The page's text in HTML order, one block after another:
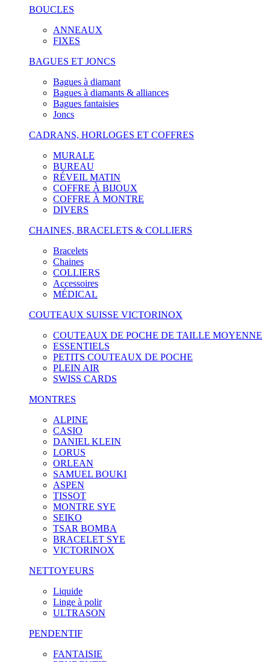
BOUCLES
ANNEAUX
FIXES
BAGUES ET JONCS
Bagues à diamant
Bagues à diamants & alliances
Bagues fantaisies
Joncs
CADRANS, HORLOGES ET COFFRES
MURALE
BUREAU
RÉVEIL MATIN
COFFRE À BIJOUX
COFFRE À MONTRE
DIVERS
CHAINES, BRACELETS & COLLIERS
Bracelets
Chaines
COLLIERS
Accessoires
MÉDICAL
COUTEAUX SUISSE VICTORINOX
COUTEAUX DE POCHE DE TAILLE MOYENNE
ESSENTIELS
PETITS COUTEAUX DE POCHE
PLEIN AIR
SWISS CARDS
MONTRES
ALPINE
CASIO
DANIEL KLEIN
LORUS
ORLEAN
SAMUEL BOUKI
ASPEN
TISSOT
MONTRE SYE
SEIKO
TSAR BOMBA
BRACELET SYE
VICTORINOX
NETTOYEURS
Liquide
Linge à polir
ULTRASON
PENDENTIF
FANTAISIE